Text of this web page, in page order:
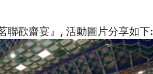
聯歡齋宴』, 活動圖片分享如下: